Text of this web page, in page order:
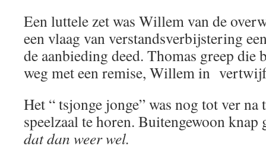
Een luttele zet was Willem van de
een vlaag van verstandsverbijstering
de aanbieding deed. Thomas greep die
weg met een remise, Willem in
Het “ tsjonge jonge” was nog tot ver na
speelzaal te horen. Buitengewoon
dat dan weer wel.